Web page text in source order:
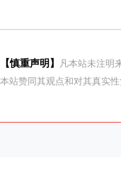
【慎重声明】
凡本站未注明
本站赞同其观点和对其真实